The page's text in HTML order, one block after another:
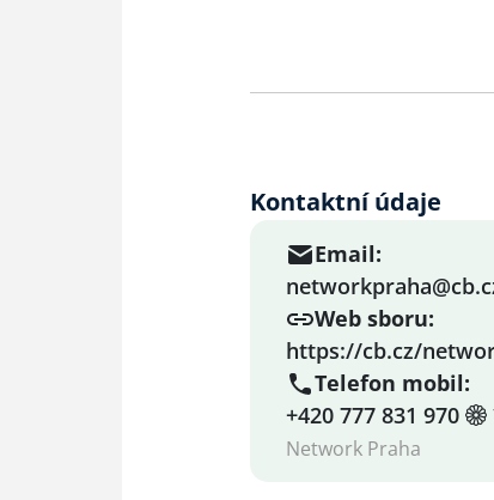
Kontaktní údaje
Email:
Web sboru:
https://cb.cz/
Telefon mobil:
+420 777 831 970
Network Praha